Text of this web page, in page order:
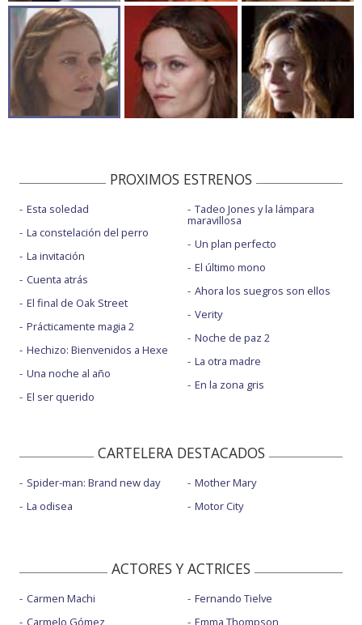
PROXIMOS ESTRENOS
Esta soledad
La constelación del perro
La invitación
Cuenta atrás
El final de Oak Street
Prácticamente magia 2
Hechizo: Bienvenidos a Hexe
Una noche al año
El ser querido
Tadeo Jones y la lámpara
maravillosa
Un plan perfecto
El último mono
Ahora los suegros son ellos
Verity
Noche de paz 2
La otra madre
En la zona gris
CARTELERA DESTACADOS
Spider-man: Brand new day
La odisea
Mother Mary
Motor City
ACTORES Y ACTRICES
Carmen Machi
Fernando Tielve